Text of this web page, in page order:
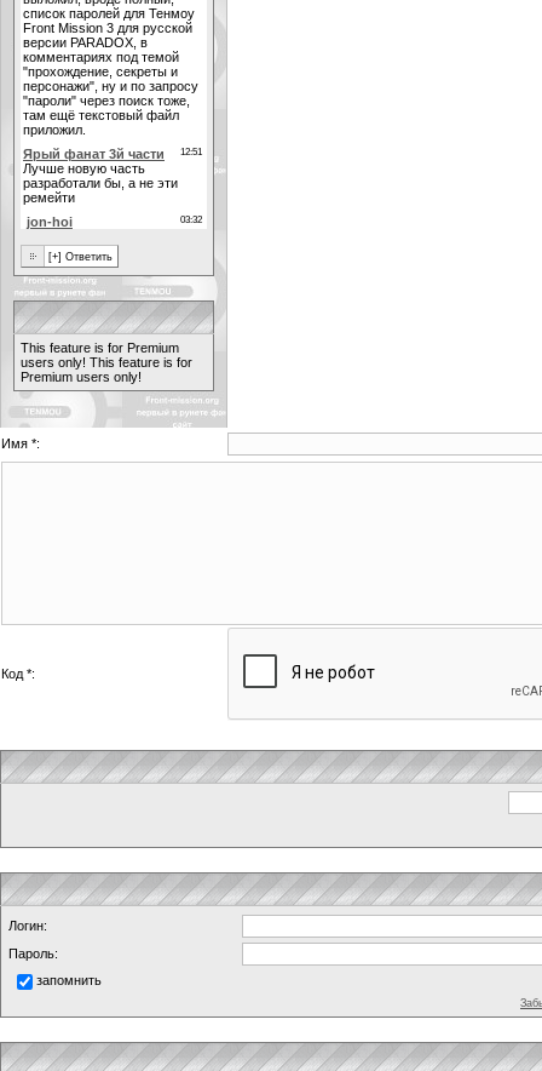
This feature is for Premium
users only! This feature is for
Premium users only!
Имя *:
Код *:
Логин:
Пароль:
запомнить